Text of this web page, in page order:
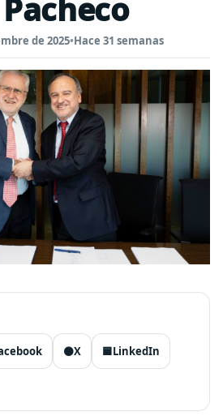
de 2025•Hace 31 semanas
⚫X 🟦LinkedIn